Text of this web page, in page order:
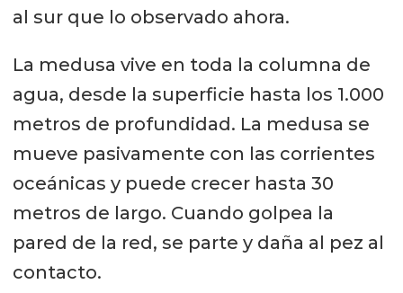
al sur que lo observado ahora.
La medusa vive en toda la columna de
agua, desde la superficie hasta los 1.000
metros de profundidad. La medusa se
mueve pasivamente con las corrientes
oceánicas y puede crecer hasta 30
metros de largo. Cuando golpea la
pared de la red, se parte y daña al pez al
contacto.